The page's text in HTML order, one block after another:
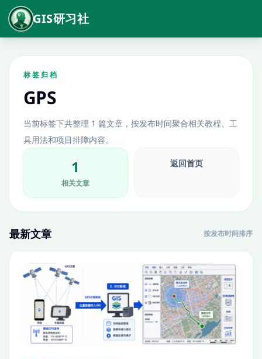
GIS研习社
标签归档
GPS
当前标签下共整理 1 篇文章，按发布时间聚合相关教程、工
具用法和项目排障内容。
1
相关文章
返回首页
最新文章 按发布时间排序